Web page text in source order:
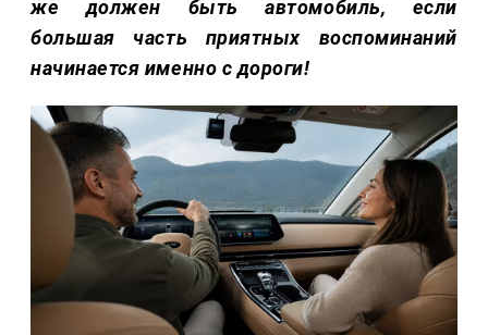
же должен быть автомобиль, если
большая часть приятных воспоминаний
начинается именно с дороги!